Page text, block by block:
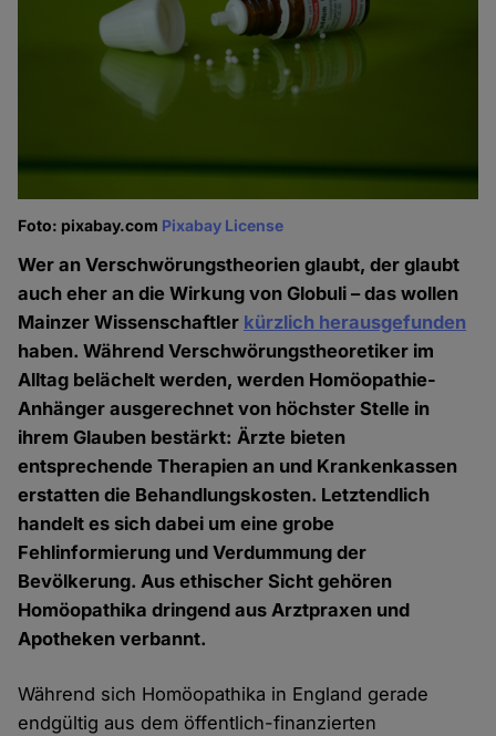
Foto: pixabay.com Pixabay License
Wer an Verschwörungstheorien glaubt, der glaubt
auch eher an die Wirkung von Globuli – das wollen
Mainzer Wissenschaftler kürzlich herausgefunden
haben. Während Verschwörungstheoretiker im
Alltag belächelt werden, werden Homöopathie-
Anhänger ausgerechnet von höchster Stelle in
ihrem Glauben bestärkt: Ärzte bieten
entsprechende Therapien an und Krankenkassen
erstatten die Behandlungskosten. Letztendlich
handelt es sich dabei um eine grobe
Fehlinformierung und Verdummung der
Bevölkerung. Aus ethischer Sicht gehören
Homöopathika dringend aus Arztpraxen und
Apotheken verbannt.
Während sich Homöopathika in England gerade
endgültig aus dem öffentlich-finanzierten